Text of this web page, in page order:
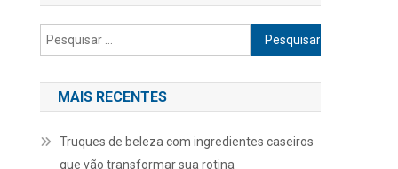
Pesquisar
por:
MAIS RECENTES
Truques de beleza com ingredientes caseiros
que vão transformar sua rotina